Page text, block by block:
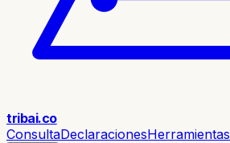
tribai.co
ConsultaDeclaracionesHerramientas